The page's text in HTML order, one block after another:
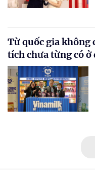
Từ quốc gia không
tích chưa từng có